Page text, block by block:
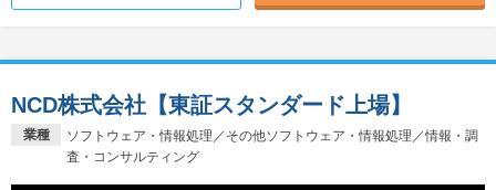
業種
ソフトウェア・情報処理／その他ソフトウェア・情報処理／情報・調
査・コンサルティング
NCD株式会社【東証スタンダード上場】